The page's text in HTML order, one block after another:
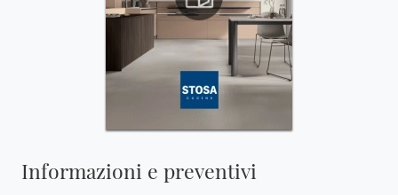
Informazioni e preventivi